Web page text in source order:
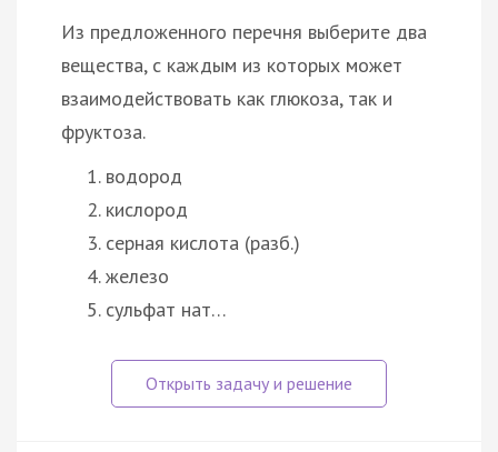
Из предложенного перечня выберите два
вещества, с каждым из которых может
взаимодействовать как глюкоза, так и
фруктоза.
водород
кислород
серная кислота (разб.)
железо
сульфат нат…